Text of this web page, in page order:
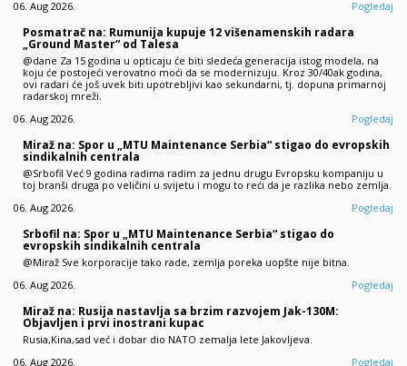
06. Aug 2026.
Pogledaj
Posmatrač na: Rumunija kupuje 12 višenamenskih radara
„Ground Master“ od Talesa
@dane Za 15 godina u opticaju će biti sledeća generacija istog modela, na
koju će postojeći verovatno moći da se modernizuju. Kroz 30/40ak godina,
ovi radari će još uvek biti upotrebljivi kao sekundarni, tj. dopuna primarnoj
radarskoj mreži.
06. Aug 2026.
Pogledaj
Miraž na: Spor u „MTU Maintenance Serbia“ stigao do evropskih
sindikalnih centrala
@Srbofil Već 9 godina radima radim za jednu drugu Evropsku kompaniju u
toj branši druga po veličini u svijetu i mogu to reći da je razlika nebo zemlja.
06. Aug 2026.
Pogledaj
Srbofil na: Spor u „MTU Maintenance Serbia“ stigao do
evropskih sindikalnih centrala
@Miraž Sve korporacije tako rade, zemlja poreka uopšte nije bitna.
06. Aug 2026.
Pogledaj
Miraž na: Rusija nastavlja sa brzim razvojem Jak-130M:
Objavljen i prvi inostrani kupac
Rusia,Kina,sad već i dobar dio NATO zemalja lete Jakovljeva.
06. Aug 2026.
Pogledaj